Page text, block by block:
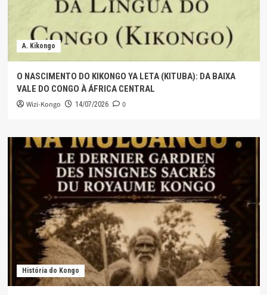
A. Kikongo
O NASCIMENTO DO KIKONGO YA LETA (KITUBA): DA BAIXA
VALE DO CONGO À ÁFRICA CENTRAL
Wizi-Kongo 14/07/2026 0
História do Kongo